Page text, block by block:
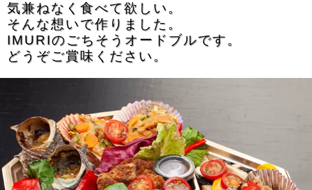
気兼ねなく食べて欲しい。
そんな想いで作りました。
IMURIのごちそうオードブルです。
どうぞご賞味ください。